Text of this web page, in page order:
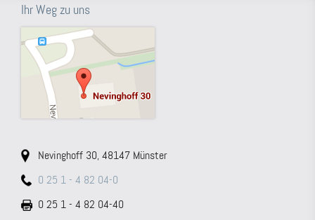
Ihr Weg zu uns
Nevinghoff 30, 48147 Münster
0 25 1 - 4 82 04-0
0 25 1 - 4 82 04-40